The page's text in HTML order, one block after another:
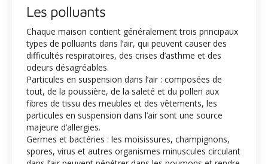
Les polluants
Chaque maison contient généralement trois principaux
types de polluants dans l’air, qui peuvent causer des
difficultés respiratoires, des crises d’asthme et des
odeurs désagréables.
Particules en suspension dans l’air : composées de
tout, de la poussière, de la saleté et du pollen aux
fibres de tissu des meubles et des vêtements, les
particules en suspension dans l’air sont une source
majeure d’allergies.
Germes et bactéries : les moisissures, champignons,
spores, virus et autres organismes minuscules circulant